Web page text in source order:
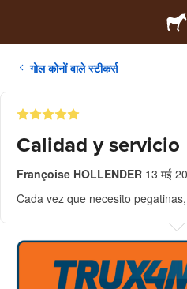
गोल कोनों वाले स्टीकर्स
Calidad y servicio
Françoise HOLLENDER 13 मई
Cada vez que necesito